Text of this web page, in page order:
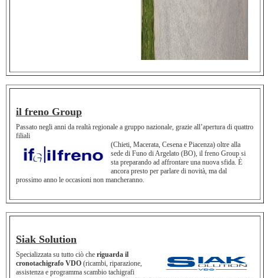
il freno Group
Passato negli anni da realtà regionale a gruppo nazionale, grazie all’apertura di quattro
filiali
(Chieti, Macerata, Cesena e Piacenza) oltre alla
sede di Funo di Argelato (BO), il freno Group si
sta preparando ad affrontare una nuova sfida. È
ancora presto per parlare di novità, ma dal
prossimo anno le occasioni non mancheranno.
Siak Solution
Specializzata su tutto ciò che riguarda il
cronotachigrafo VDO (ricambi, riparazione,
assistenza e programma scambio tachigrafi